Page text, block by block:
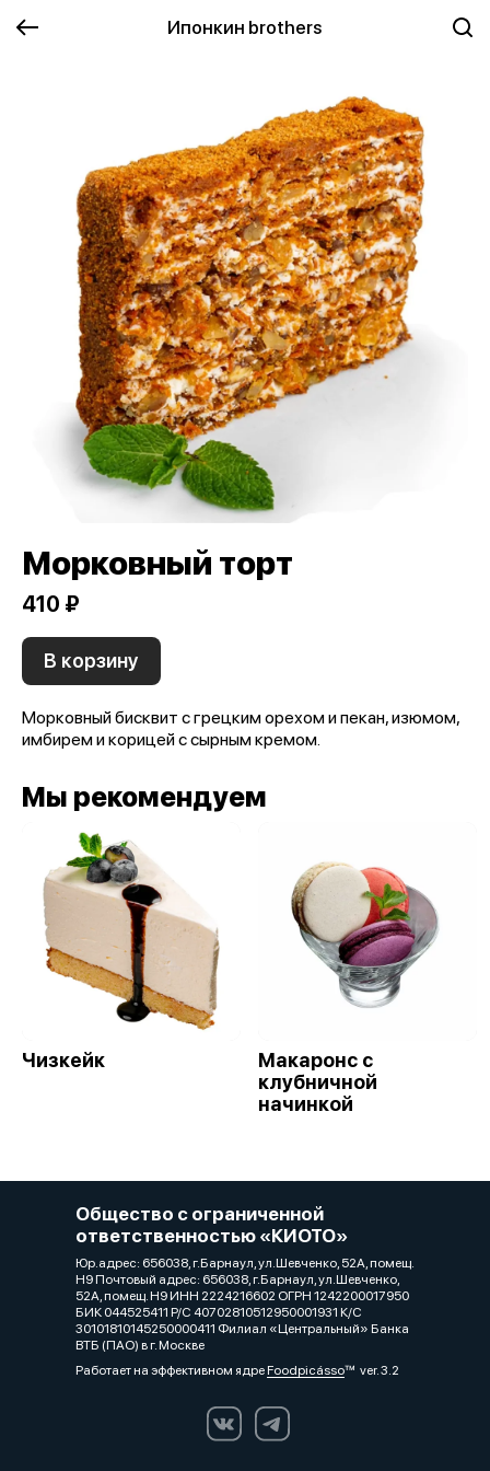
Ипонкин brothers
Морковный торт
410 ₽
В корзину
Морковный бисквит с грецким орехом и пекан, изюмом,
имбирем и корицей с сырным кремом.
Мы рекомендуем
Чизкейк
Макаронс с
клубничной
начинкой
Общество с ограниченной
ответственностью «КИОТО»
Юр.адрес: 656038, г.Барнаул, ул.Шевченко, 52А, помещ.
Н9 Почтовый адрес: 656038, г.Барнаул, ул.Шевченко,
52А, помещ. Н9 ИНН 2224216602 ОГРН 1242200017950
БИК 044525411 Р/С 40702810512950001931 К/С
30101810145250000411 Филиал «Центральный» Банка
ВТБ (ПАО) в г. Москве
Работает на эффективном ядреFoodpicássover. 3.2